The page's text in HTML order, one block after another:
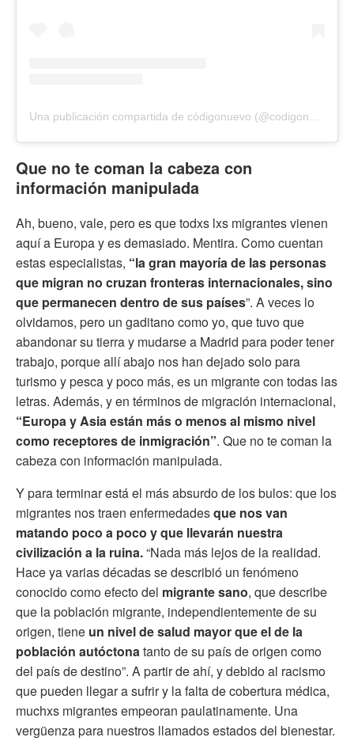
Que no te coman la cabeza con
información manipulada
Ah, bueno, vale, pero es que todxs lxs migrantes vienen
aquí a Europa y es demasiado. Mentira. Como cuentan
estas especialistas, “la gran mayoría de las personas
que migran no cruzan fronteras internacionales, sino
que permanecen dentro de sus países”. A veces lo
olvidamos, pero un gaditano como yo, que tuvo que
abandonar su tierra y mudarse a Madrid para poder tener
trabajo, porque allí abajo nos han dejado solo para
turismo y pesca y poco más, es un migrante con todas las
letras. Además, y en términos de migración internacional,
“Europa y Asia están más o menos al mismo nivel
como receptores de inmigración”. Que no te coman la
cabeza con información manipulada.
Y para terminar está el más absurdo de los bulos: que los
migrantes nos traen enfermedadesque nos van
matando poco a poco y que llevarán nuestra
civilización a la ruina.“Nada más lejos de la realidad.
Hace ya varias décadas se describió un fenómeno
conocido como efecto del migrante sano, que describe
que la población migrante, independientemente de su
origen, tiene un nivel de salud mayor que el de la
población autóctonatanto de su país de origen como
del país de destino”. A partir de ahí, y debido al racismo
que pueden llegar a sufrir y la falta de cobertura médica,
muchxs migrantes empeoran paulatinamente. Una
vergüenza para nuestros llamados estados del bienestar.